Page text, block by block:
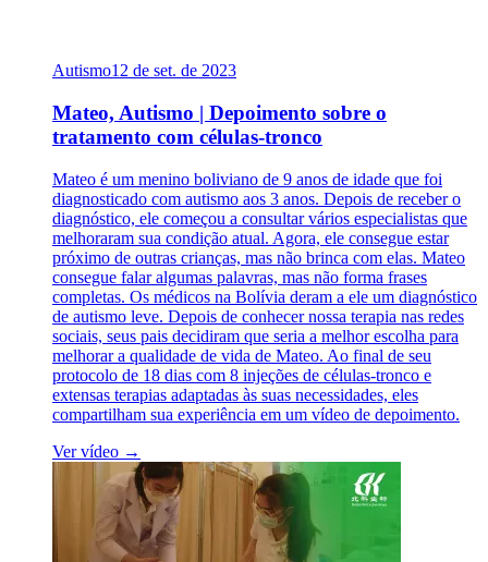
Autismo12 de set. de 2023
Mateo, Autismo | Depoimento sobre o
tratamento com células-tronco
Mateo é um menino boliviano de 9 anos de idade que foi
diagnosticado com autismo aos 3 anos. Depois de receber o
diagnóstico, ele começou a consultar vários especialistas que
melhoraram sua condição atual. Agora, ele consegue estar
próximo de outras crianças, mas não brinca com elas. Mateo
consegue falar algumas palavras, mas não forma frases
completas. Os médicos na Bolívia deram a ele um diagnóstico
de autismo leve. Depois de conhecer nossa terapia nas redes
sociais, seus pais decidiram que seria a melhor escolha para
melhorar a qualidade de vida de Mateo. Ao final de seu
protocolo de 18 dias com 8 injeções de células-tronco e
extensas terapias adaptadas às suas necessidades, eles
compartilham sua experiência em um vídeo de depoimento.
Ver vídeo →